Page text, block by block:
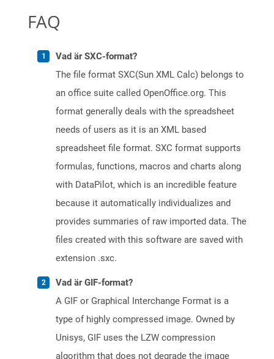
FAQ
Vad är SXC-format?
The file format SXC(Sun XML Calc) belongs to
an office suite called OpenOffice.org. This
format generally deals with the spreadsheet
needs of users as it is an XML based
spreadsheet file format. SXC format supports
formulas, functions, macros and charts along
with DataPilot, which is an incredible feature
because it automatically individualizes and
provides summaries of raw imported data. The
files created with this software are saved with
extension .sxc.
Vad är GIF-format?
A GIF or Graphical Interchange Format is a
type of highly compressed image. Owned by
Unisys, GIF uses the LZW compression
algorithm that does not degrade the image